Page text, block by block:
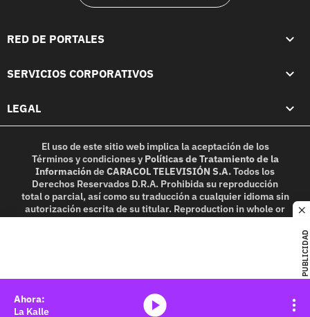
PUBLICIDAD
RED DE PORTALES
SERVICIOS CORPORATIVOS
LEGAL
El uso de este sitio web implica la aceptación de los
Términos y condicionesy Políticas de Tratamiento de la
InformacióndeCARACOL TELEVISIÓN S.A.Todos los
Derechos Reservados D.R.A. Prohibida su reproducción
total o parcial, así como su traducción a cualquier idioma sin
autorización escrita de su titular. Reproduction in whole or
La Kalle